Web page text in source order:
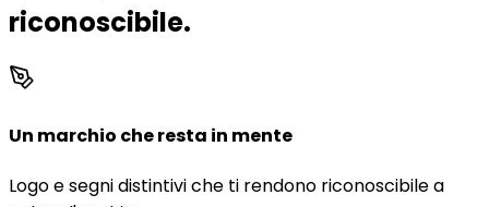
riconoscibile.
Un marchio che resta in mente
Logo e segni distintivi che ti rendono riconoscibile a